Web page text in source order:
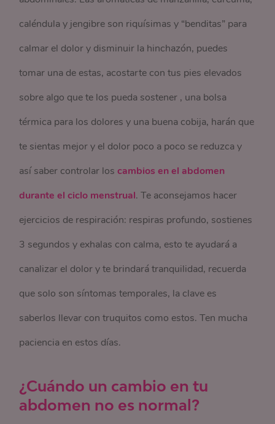
caléndula y jengibre son riquísimas y “benditas” para
calmar el dolor y disminuir la hinchazón, puedes
tomar una de estas, acostarte con tus pies elevados
sobre algo que te los pueda sostener , una bolsa
térmica para los dolores y una buena cobija, harán que
te sientas mejor y el dolor poco a poco se reduzca y
así saber controlar loscambios en el abdomen
durante el ciclo menstrual. Te aconsejamos hacer
ejercicios de respiración: respiras profundo, sostienes
3 segundos y exhalas con calma, esto te ayudará a
canalizar el dolor y te brindará tranquilidad, recuerda
que solo son síntomas temporales, la clave es
saberlos llevar con truquitos como estos. Ten mucha
paciencia en estos días.
¿Cuándo un cambio en tu
abdomen no es normal?